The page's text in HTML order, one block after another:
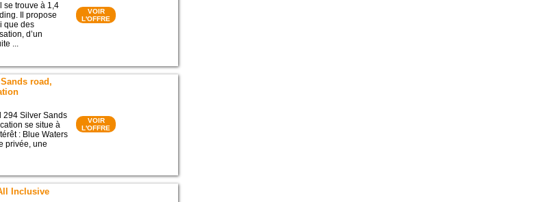
se trouve à 1,4
Il propose
que des
d’un
...
VOIR
L'OFFRE
road,
294 Silver Sands
se situe à
: Blue Waters
privée, une
VOIR
L'OFFRE
Inclusive